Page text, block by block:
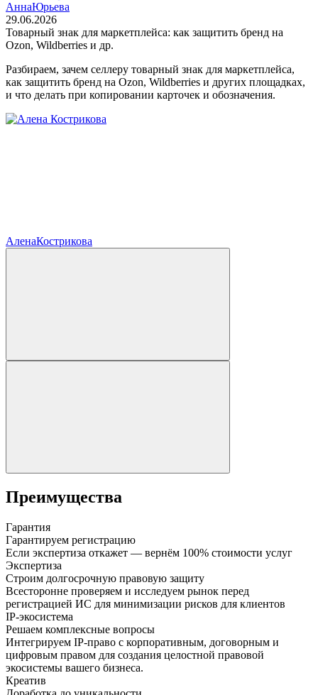
АннаЮрьева
29.06.2026
Товарный знак для маркетплейса: как защитить бренд на
Ozon, Wildberries и др.
Разбираем, зачем селлеру товарный знак для маркетплейса,
как защитить бренд на Ozon, Wildberries и других площадках,
и что делать при копировании карточек и обозначения.
АленаКострикова
Преимущества
Гарантия
Гарантируем регистрацию
Если экспертиза откажет — вернём 100% стоимости услуг
Экспертиза
Строим долгосрочную правовую защиту
Всесторонне проверяем и исследуем рынок перед
регистрацией ИС для минимизации рисков для клиентов
IP-экосистема
Решаем комплексные вопросы
Интегрируем IP-право с корпоративным, договорным и
цифровым правом для создания целостной правовой
экосистемы вашего бизнеса.
Креатив